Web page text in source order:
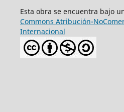
Esta obra se encuentra bajo
Commons Atribución-
Internacional